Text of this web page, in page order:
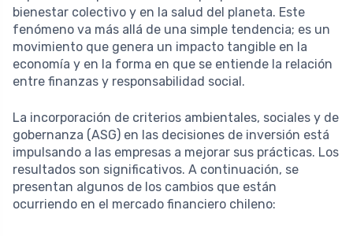
bienestar colectivo y en la salud del planeta. Este
fenómeno va más allá de una simple tendencia; es un
movimiento que genera un impacto tangible en la
economía y en la forma en que se entiende la relación
entre finanzas y responsabilidad social.
La incorporación de criterios ambientales, sociales y de
gobernanza (ASG) en las decisiones de inversión está
impulsando a las empresas a mejorar sus prácticas. Los
resultados son significativos. A continuación, se
presentan algunos de los cambios que están
ocurriendo en el mercado financiero chileno: